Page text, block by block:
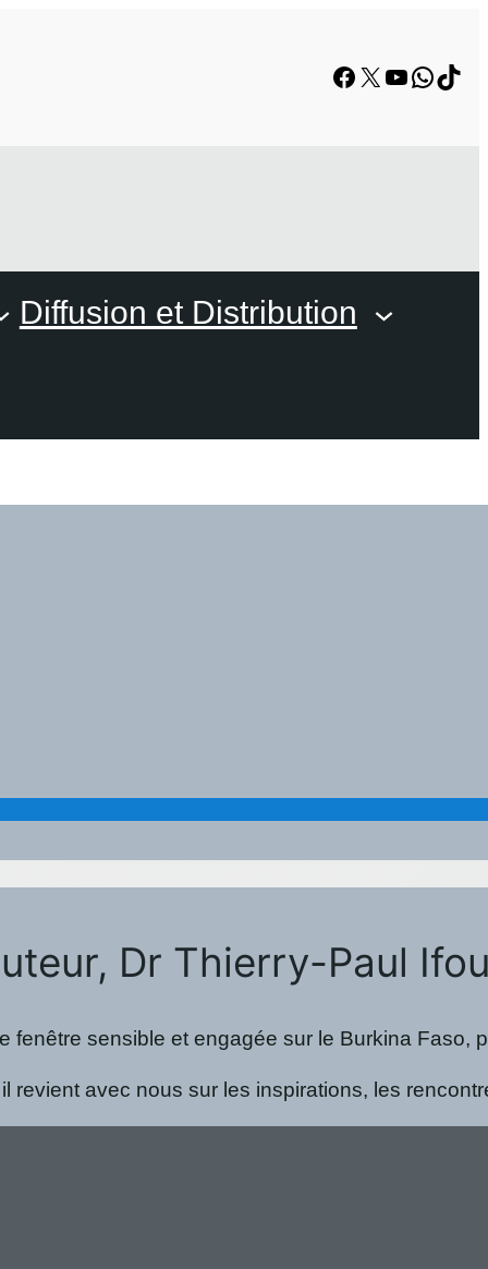
Facebook
X YouTube
Diffusion et Distribution
Dr Thierry-Paul
sensible et engagée sur le Burkina
il revient avec nous sur les inspirations, les